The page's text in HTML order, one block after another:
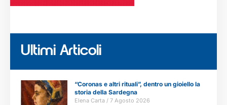
Ultimi Articoli
“Coronas e altri rituali”, dentro un gioiello la
storia della Sardegna
Elena Carta 7 Agosto 2026